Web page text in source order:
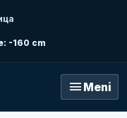
-160 cm
menu Meni